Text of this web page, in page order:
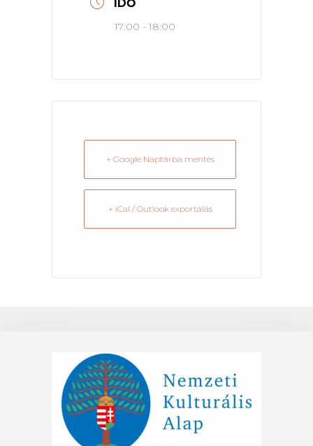
IDŐ
17:00 - 18:00
+ Google Naptárba mentés
+ iCal / Outlook exportálás